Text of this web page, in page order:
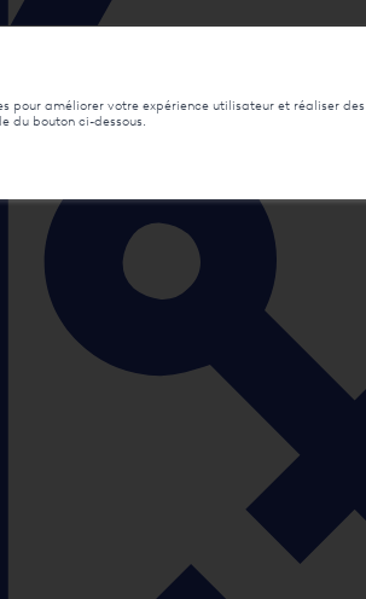
pour améliorer votre expérience utilisateur et réaliser des
du bouton ci-dessous.